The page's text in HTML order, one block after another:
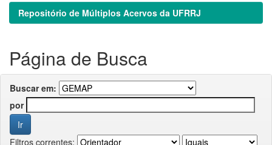
Repositório de Múltiplos Acervos da UFRRJ
Página de Busca
Buscar em:
por
Filtros correntes: